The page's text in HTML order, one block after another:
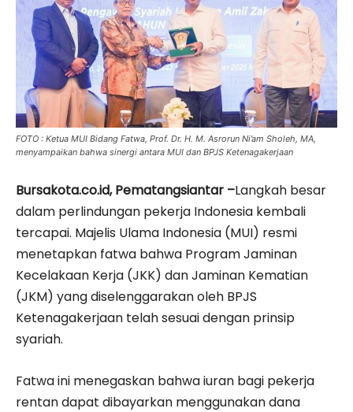
FOTO : Ketua MUI Bidang Fatwa, Prof. Dr. H. M. Asrorun Ni’am Sholeh, MA,
menyampaikan bahwa sinergi antara MUI dan BPJS Ketenagakerjaan
Bursakota.co.id, Pematangsiantar –Langkah besar
dalam perlindungan pekerja Indonesia kembali
tercapai. Majelis Ulama Indonesia (MUI) resmi
menetapkan fatwa bahwa Program Jaminan
Kecelakaan Kerja (JKK) dan Jaminan Kematian
(JKM) yang diselenggarakan oleh BPJS
Ketenagakerjaan telah sesuai dengan prinsip
syariah.
Fatwa ini menegaskan bahwa iuran bagi pekerja
rentan dapat dibayarkan menggunakan dana